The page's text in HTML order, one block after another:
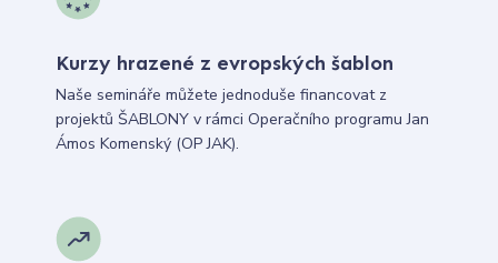
Kurzy hrazené z evropských šablon
Naše semináře můžete jednoduše financovat z
projektů ŠABLONY v rámci Operačního programu Jan
Ámos Komenský (OP JAK).